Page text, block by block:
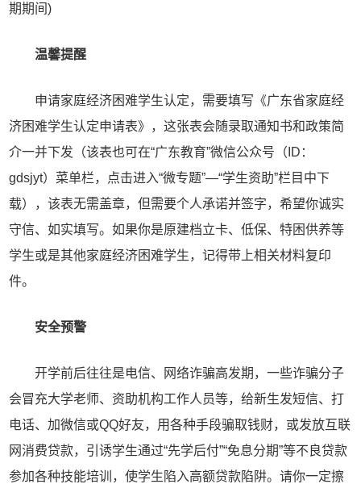
期期间)
温馨提醒
申请家庭经济困难学生认定，需要填写《广东省家庭经
济困难学生认定申请表》，这张表会随录取通知书和政策简
介一并下发（该表也可在“广东教育”微信公众号（ID：
gdsjyt）菜单栏，点击进入“微专题”—“学生资助”栏目中下
载），该表无需盖章，但需要个人承诺并签字，希望你诚实
守信、如实填写。如果你是原建档立卡、低保、特困供养等
学生或是其他家庭经济困难学生，记得带上相关材料复印
件。
安全预警
开学前后往往是电信、网络诈骗高发期，一些诈骗分子
会冒充大学老师、资助机构工作人员等，给新生发短信、打
电话、加微信或QQ好友，用各种手段骗取钱财，或发放互联
网消费贷款，引诱学生通过“先学后付”“免息分期”等不良贷款
参加各种技能培训，使学生陷入高额贷款陷阱。请你一定擦